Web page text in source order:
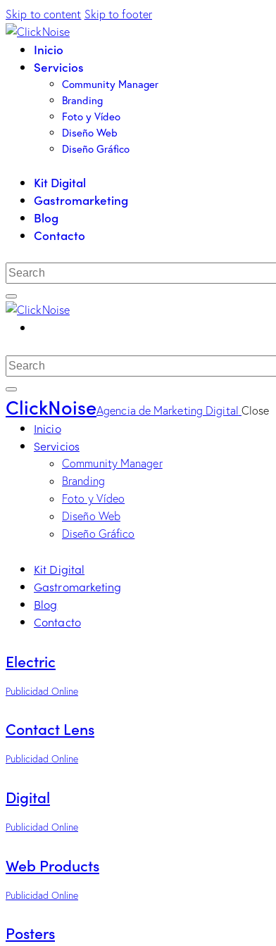
Skip to content Skip to footer
Inicio
Servicios
Community Manager
Branding
Foto y Vídeo
Diseño Web
Diseño Gráfico
Kit Digital
Gastromarketing
Blog
Contacto
ClickNoiseAgencia de Marketing Digital Close
Inicio
Servicios
Community Manager
Branding
Foto y Vídeo
Diseño Web
Diseño Gráfico
Kit Digital
Gastromarketing
Blog
Contacto
Electric
Publicidad Online
Contact Lens
Publicidad Online
Digital
Publicidad Online
Web Products
Publicidad Online
Posters